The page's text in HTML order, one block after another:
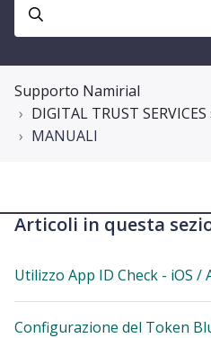
Supporto Namirial
DIGITAL TRUST
MANUALI
Articoli in questa
Utilizzo App ID Check - iOS /
Configurazione del Token